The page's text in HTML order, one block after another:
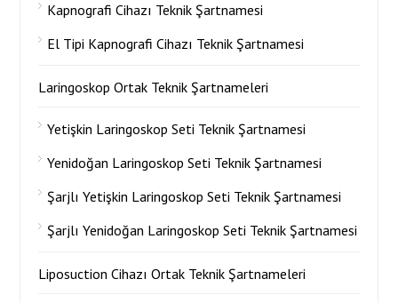
Kapnografi Cihazı Teknik Şartnamesi
El Tipi Kapnografi Cihazı Teknik Şartnamesi
Laringoskop Ortak Teknik Şartnameleri
Yetişkin Laringoskop Seti Teknik Şartnamesi
Yenidoğan Laringoskop Seti Teknik Şartnamesi
Şarjlı Yetişkin Laringoskop Seti Teknik Şartnamesi
Şarjlı Yenidoğan Laringoskop Seti Teknik Şartnamesi
Liposuction Cihazı Ortak Teknik Şartnameleri